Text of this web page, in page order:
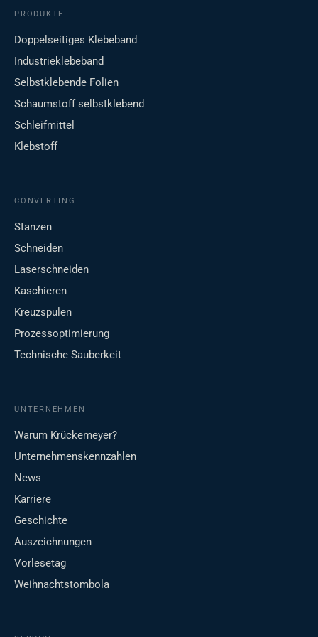
PRODUKTE
Doppelseitiges Klebeband
Industrieklebeband
Selbstklebende Folien
Schaumstoff selbstklebend
Schleifmittel
Klebstoff
CONVERTING
Stanzen
Schneiden
Laserschneiden
Kaschieren
Kreuzspulen
Prozessoptimierung
Technische Sauberkeit
UNTERNEHMEN
Warum Krückemeyer?
Unternehmenskennzahlen
News
Karriere
Geschichte
Auszeichnungen
Vorlesetag
Weihnachtstombola